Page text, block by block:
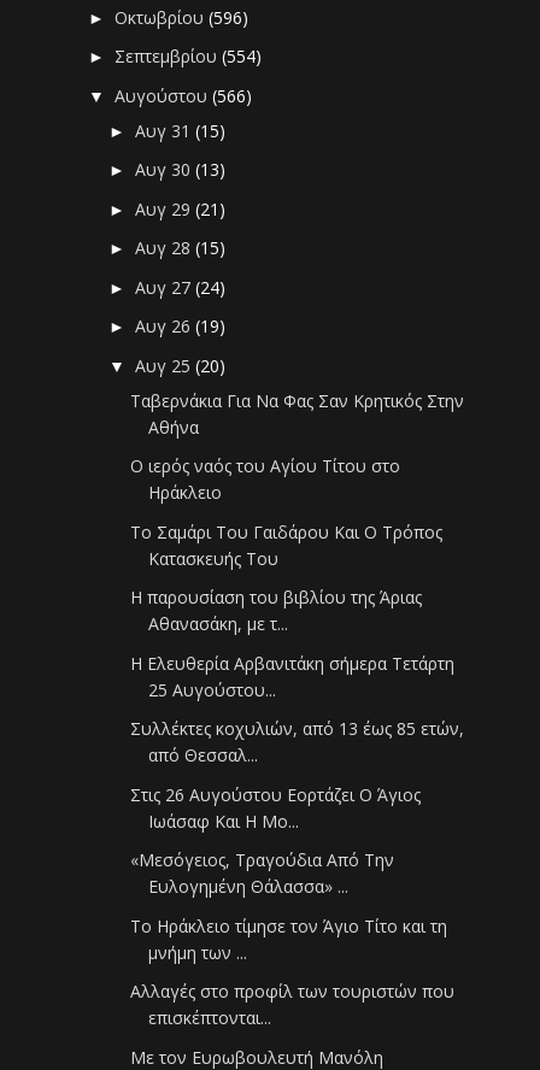
►Οκτωβρίου(596)
► Σεπτεμβρίου(554)
▼Αυγούστου(566)
►Αυγ 31(15)
►Αυγ 30(13)
►Αυγ 29(21)
►Αυγ 28(15)
►Αυγ 27(24)
►Αυγ 26(19)
▼Αυγ 25(20)
Ταβερνάκια Για Να Φας Σαν Κρητικός Στην
Αθήνα
Ο ιερός ναός του Αγίου Τίτου στο
Ηράκλειο
Το Σαμάρι Του Γαιδάρου Και Ο Τρόπος
Κατασκευής Του
Η παρουσίαση του βιβλίου της Άριας
Αθανασάκη, με τ...
Η Ελευθερία Αρβανιτάκη σήμερα Τετάρτη
25 Αυγούστου...
Συλλέκτες κοχυλιών, από 13 έως 85 ετών,
από Θεσσαλ...
Στις 26 Αυγούστου Εορτάζει Ο Άγιος
Ιωάσαφ Και Η Μο...
«Μεσόγειος, Τραγούδια Από Την
Ευλογημένη Θάλασσα» ...
Το Ηράκλειο τίμησε τον Άγιο Τίτο και τη
μνήμη των ...
Αλλαγές στο προφίλ των τουριστών που
επισκέπτονται...
Με τον Ευρωβουλευτή Μανόλη